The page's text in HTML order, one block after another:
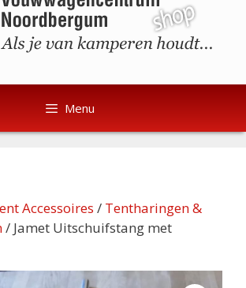
Menu
Accessoires / Tentharingen &
/ Jamet Uitschuifstang met